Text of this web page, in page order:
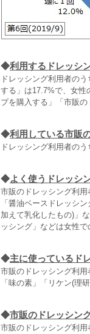
◆利用するドレッシ
ドレッシング利用者の
する」は17.7%で、女性
プを購入する」「市販
◆利用している市販
ドレッシング利用者の
◆よく使うドレッシ
市販のドレッシング利
「醤油ベースドレッシ
加えて乳化したもの)」
ッシング」などは女性
◆主に使っているド
市販のドレッシング利
「味の素」「リケン(理
◆市販のドレッシン
市販のドレッシング利